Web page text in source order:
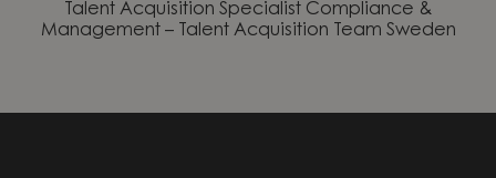
Talent Acquisition Specialist Compliance &
Management – Talent Acquisition Team Sweden